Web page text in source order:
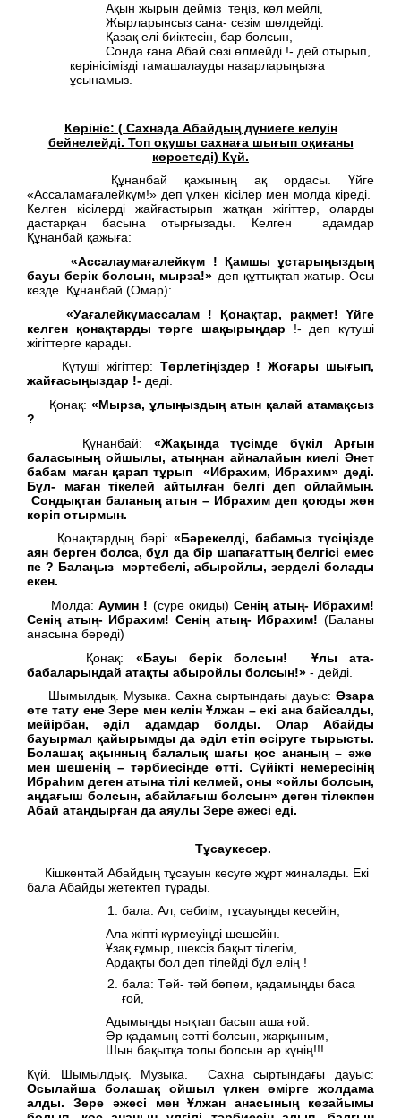
Ақын жырын дейміз теңіз, көл мейлі,
Жырларынсыз сана- сезім шөлдейді.
Қазақ елі биіктесін, бар болсын,
Сонда ғана Абай сөзі өлмейді !- дей отырып,
көрінісімізді тамашалауды назарларыңызға
ұсынамыз.
Көрініс: ( Сахнада Абайдың дүниеге келуін
бейнелейді. Топ оқушы сахнаға шығып оқиғаны
көрсетеді) Күй.
Құнанбай қажының ақ ордасы. Үйге
«Ассаламағалейкүм!» деп үлкен кісілер мен молда кіреді.
Келген кісілерді жайғастырып жатқан жігіттер, оларды
дастарқан басына отырғызады. Келген адамдар
Құнанбай қажыға:
«Ассалаумағалейкүм !
Қамшы ұстарыңыздың
бауы берік болсын, мырза!» деп құттықтап жатыр. Осы
кезде Құнанбай (Омар):
«Уағалейкүмассалам !
Қонақтар, рақмет! Үйге
келген қонақтарды төрге шақырыңдар !- деп күтуші
жігіттерге қарады.
Күтуші жігіттер: Төрлетіңіздер ! Жоғары шығып,
жайғасыңыздар !- деді.
Қонақ: «Мырза, ұлыңыздың атын қалай атамақсыз
?
Құнанбай: «Жақында түсімде бүкіл Арғын
баласының ойшылы, атыңнан айналайын киелі Әнет
бабам маған қарап тұрып «Ибрахим, Ибрахим» деді.
Бұл- маған тікелей айтылған белгі деп ойлаймын.
Сондықтан баланың атын – Ибрахим деп қоюды жөн
көріп отырмын.
Қонақтардың бәрі:«Бәрекелді, бабамыз түсіңізде
аян берген болса, бұл да бір шапағаттың белгісі емес
пе ? Балаңыз мәртебелі, абыройлы, зерделі болады
екен.
Молда: Аумин ! (сүре оқиды)Сенің атың- Ибрахим!
Сенің атың- Ибрахим! Сенің атың- Ибрахим! (Баланы
анасына береді)
Қонақ: «Бауы берік болсын! Ұлы ата-
бабаларындай атақты абыройлы болсын!» - дейді.
Шымылдық. Музыка. Сахна сыртындағы дауыс: Өзара
өте тату ене Зере мен келін Ұлжан – екі ана байсалды,
мейірбан, әділ адамдар болды. Олар Абайды
бауырмал қайырымды да әділ етіп өсіруге тырысты.
Болашақ ақынның балалық шағы қос ананың – әже
мен шешенің – тәрбиесінде өтті. Сүйікті немересінің
Ибраһим деген атына тілі келмей, оны «ойлы болсын,
аңдағыш болсын, абайлағыш болсын» деген тілекпен
Абай атандырған да аяулы Зере әжесі еді.
Тұсаукесер.
Кішкентай Абайдың тұсауын кесуге жұрт жиналады. Екі
бала Абайды жетектеп тұрады.
бала: Ал, сәбиім, тұсауыңды кесейін,
Ала жіпті күрмеуіңді шешейін.
Ұзақ ғұмыр, шексіз бақыт тілегім,
Ардақты бол деп тілейді бұл елің !
бала: Тәй- тәй бөпем, қадамыңды баса
ғой,
Адымыңды нықтап басып аша ғой.
Әр қадамың сәтті болсын, жарқыным,
Шын бақытқа толы болсын әр күнің!!!
Күй.
Шымылдық. Музыка. Сахна сыртындағы дауыс:
Осылайша болашақ ойшыл үлкен өмірге жолдама
алды. Зере әжесі мен Ұлжан анасының көзайымы